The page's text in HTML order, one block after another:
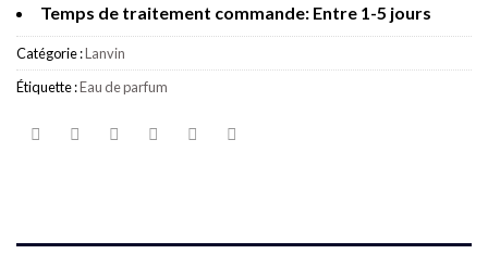
Temps de traitement commande: Entre 1-5 jours
Catégorie :Lanvin
Étiquette :Eau de parfum